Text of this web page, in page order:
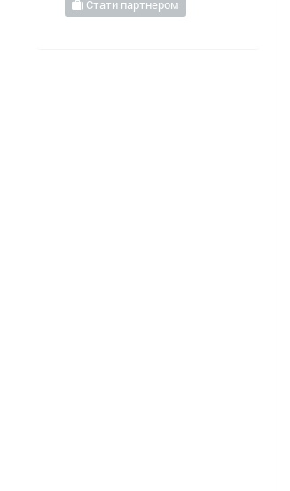
Стати партнером